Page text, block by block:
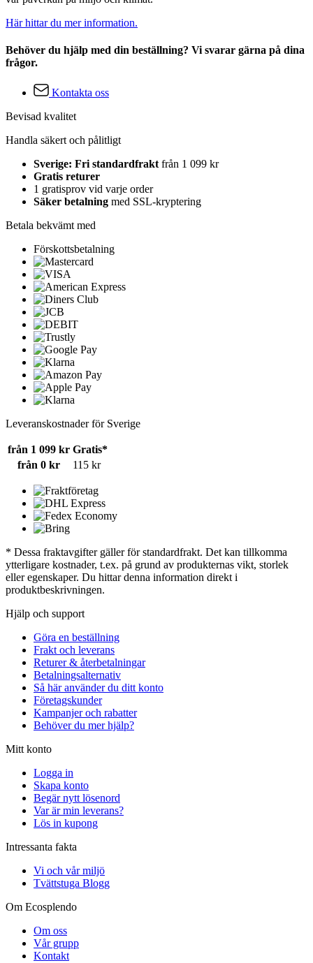
Här hittar du mer information.
Behöver du hjälp med din beställning? Vi svarar gärna på dina
frågor.
Kontakta oss
Bevisad kvalitet
Handla säkert och pålitligt
Sverige: Fri standardfrakt från 1 099 kr
Gratis returer
1 gratisprov vid varje order
Säker betalning med SSL-kryptering
Betala bekvämt med
Förskottsbetalning
Leveranskostnader för Sverige
från 1 099 kr Gratis*
från 0 kr
115 kr
* Dessa fraktavgifter gäller för standardfrakt. Det kan tillkomma
ytterligare kostnader, t.ex. på grund av produkternas vikt, storlek
eller egenskaper. Du hittar denna information direkt i
produktbeskrivningen.
Hjälp och support
Göra en beställning
Frakt och leverans
Returer & återbetalningar
Betalningsalternativ
Så här använder du ditt konto
Företagskunder
Kampanjer och rabatter
Behöver du mer hjälp?
Mitt konto
Logga in
Skapa konto
Begär nytt lösenord
Var är min leverans?
Lös in kupong
Intressanta fakta
Vi och vår miljö
Tvättstuga Blogg
Om Ecosplendo
Om oss
Vår grupp
Kontakt